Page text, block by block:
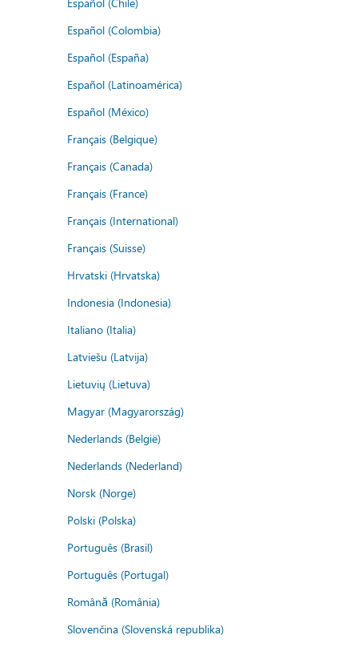
Español (Colombia)
Español (España)
Español (Latinoamérica)
Español (México)
Français (Belgique)
Français (Canada)
Français (France)
Français (International)
Français (Suisse)
Hrvatski (Hrvatska)
Indonesia (Indonesia)
Italiano (Italia)
Latviešu (Latvija)
Lietuvių (Lietuva)
Magyar (Magyarország)
Nederlands (België)
Nederlands (Nederland)
Norsk (Norge)
Polski (Polska)
Português (Brasil)
Português (Portugal)
Română (România)
Slovenčina (Slovenská republika)